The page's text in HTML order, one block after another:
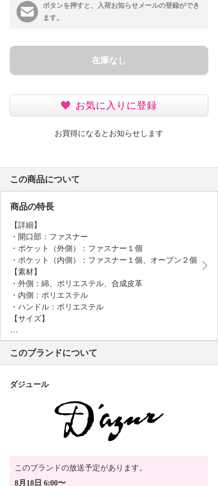
ボタンを押すと、入荷お知らせメールの登録ができ
ます。
在庫なし
お気に入りに登録
お買得になるとお知らせします
この商品について
商品の特長
【詳細】
・開口部：ファスナー
・ポケット（外側）：ファスナー１個
・ポケット（内側）：ファスナー１個、オープン２個
【素材】
・外側：綿、ポリエステル、合成皮革
・内側：ポリエステル
・ハンドル：ポリエステル
【サイズ】
・約縦２１．５ｃｍ×最大横３６ｃｍ×マチ１５．５ｃ
ｍ
・約開口部３４ｃｍ×底部２３ｃｍ
・Ａ４サイズ：不可
・約２９０ｇ
・個体差あり
【原産国（地）】
このブランドについて
ダジュール
このブランドの放送予定があります。
8月18日 6:00〜